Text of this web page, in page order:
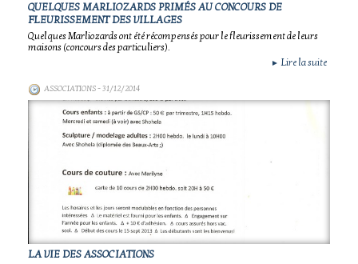
QUELQUES MARLIOZARDS PRIMÉS AU CONCOURS DE
FLEURISSEMENT DES VILLAGES
Quelques Marliozards ont été récompensés pour le fleurissement de leurs
maisons (concours des particuliers).
► Lire la suite
ASSOCIATIONS- 31/12/2014
LA VIE DES ASSOCIATIONS